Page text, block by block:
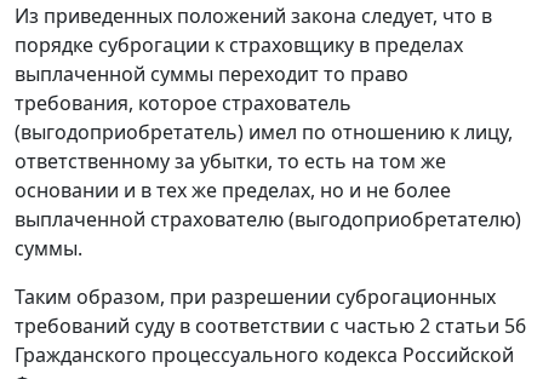
Из приведенных положений закона следует, что в
порядке суброгации к страховщику в пределах
выплаченной суммы переходит то право
требования, которое страхователь
(выгодоприобретатель) имел по отношению к лицу,
ответственному за убытки, то есть на том же
основании и в тех же пределах, но и не более
выплаченной страхователю (выгодоприобретателю)
суммы.
Таким образом, при разрешении суброгационных
требований суду в соответствии с частью 2 статьи 56
Гражданского процессуального кодекса Российской